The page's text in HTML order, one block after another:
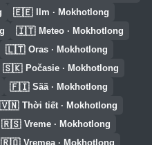
🇪🇪 Ilm · Mokhotlong
🇮🇹 Meteo · Mokhotlong
🇱🇹 Oras · Mokhotlong
🇸🇰 Počasie · Mokhotlong
🇫🇮 Sää · Mokhotlong
🇻🇳 Thời tiết · Mokhotlong
🇷🇸 Vreme · Mokhotlong
🇷🇴 Vremea · Mokhotlong